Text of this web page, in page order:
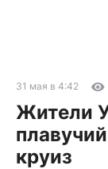
31 мая в 4:42
Жители
круиз